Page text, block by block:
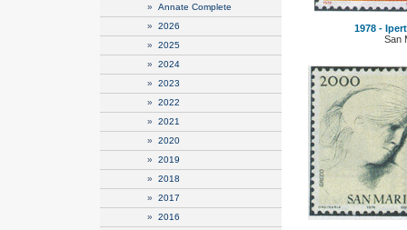
» Annate Complete
» 2026
» 2025
» 2024
» 2023
» 2022
» 2021
» 2020
» 2019
» 2018
» 2017
» 2016
1978 -
San